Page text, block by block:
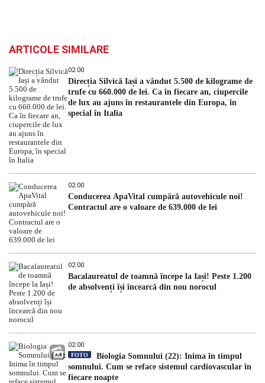
ARTICOLE SIMILARE
02:00
Direcția Silvică Iași a vândut 5.500 de kilograme de
trufe cu 660.000 de lei. Ca în fiecare an, ciupercile
de lux au ajuns în restaurantele din Europa, în
special în Italia
02:00
Conducerea ApaVital cumpără autovehicule noi!
Contractul are o valoare de 639.000 de lei
02:00
Bacalaureatul de toamnă începe la Iași! Peste 1.200
de absolvenți își încearcă din nou norocul
02:00
FOTO
Biologia Somnului (22): Inima în timpul
somnului. Cum se reface sistemul cardiovascular în
fiecare noapte